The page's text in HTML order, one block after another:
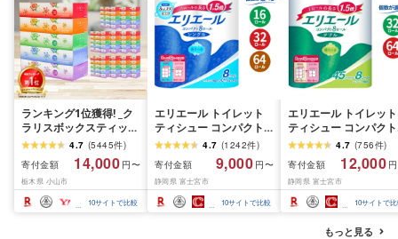
ランキング1位獲得! _ク
ラリスボックスティッシ
ュ60箱(1箱220組(440
枚))(5個入り×12セット)_
ティッシュ ティッシュ
ペーパー 日用品 常備品
生活用品 まとめ買い [配
送不可地域:離島・沖縄
4.7 (5445件)
寄付金額
14,000 円〜
栃木県 小山市
10サイトで比較
エリエール トイレット
ティシュー コンパクト
シングル [個数が選べ
る:16・32・64 ロール]
1.5倍巻 82.5m トイレッ
トペーパー シングル パ
ルプ100% 香りつき 日用
品 消耗品 備蓄 ふるさと
4.7 (1242件)
寄付金額
9,000 円〜
静岡県 富士宮市
10サイトで比較
エリエール トイレット
ティシュー コンパクト
ダブル [選べるロール
数:32・64 ロール] 1.5
巻 45m トイレットペ
パー ダブル パルプ
香りつき 日用品 消耗
備蓄 ふるさと納税 ふ
さと 送料無料 静岡県
4.7 (756件)
寄付金額
12,000
静岡県 富士宮市
10サイトで
もっと見る